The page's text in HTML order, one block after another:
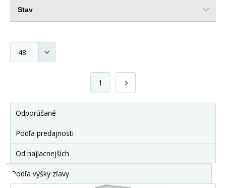
Stav
1
Odporúčané
Podľa predajnosti
Od najlacnejších
Podľa výšky zľavy